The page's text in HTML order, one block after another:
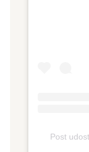
Post